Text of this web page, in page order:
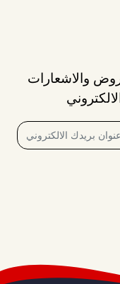
والاشعارات